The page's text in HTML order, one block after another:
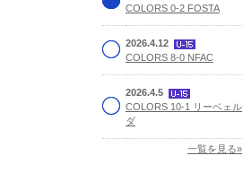
COLORS 0-2 FOSTA
2026.4.12
COLORS 8-0 NFAC
2026.4.5
COLORS 10-1 リーベェル
ダ
一覧を見る»